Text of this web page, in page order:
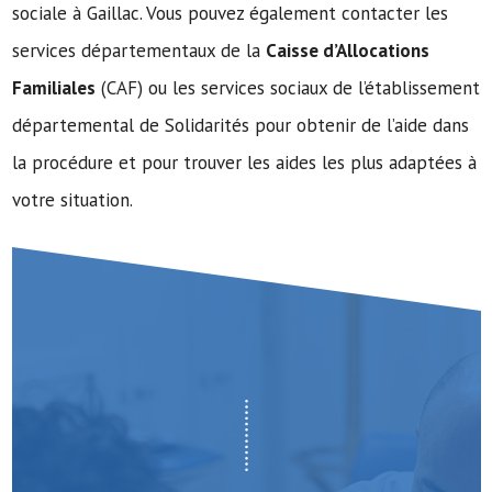
sociale à Gaillac. Vous pouvez également contacter les
services départementaux de la Caisse d’Allocations
Familiales (CAF) ou les services sociaux de l’établissement
départemental de Solidarités pour obtenir de l’aide dans
la procédure et pour trouver les aides les plus adaptées à
votre situation.